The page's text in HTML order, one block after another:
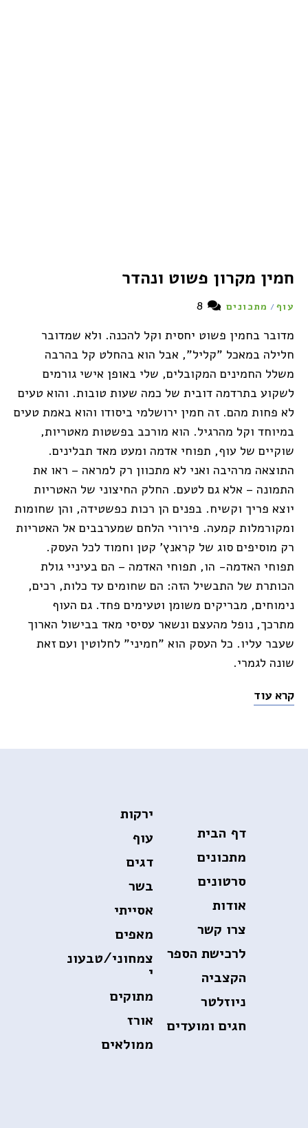
חמין מקרון פשוט ונהדר
עוף / מתכונים
מדובר בחמין פשוט יחסית וקל להכנה. ולא שמדובר
חלילה במאכל "קליל", אבל הוא בהחלט קל בהרבה
משלל החמינים המקובלים, שלי באופן אישי גורמים
לשקוע בתרדמה דובית של כמה שעות טובות. והוא טעים
לא פחות מהם. זה חמין ירושלמי ביסודו והוא באמת טעים
במיוחד וקל מהרגיל. הוא מורכב בפשטות מאטריות,
שוקיים של עוף, תפוחי אדמה ומעט מאד תבלינים.
התוצאה מרהיבה ואני לא מתכוון רק למראה – ראו את
התמונה – אלא גם לטעם. החלק החיצוני של האטריות
יוצא פריך וקשיח. בפנים הן רכות כפשטידה, והן שחומות
ומקורמלות קמעה. פירורי הלחם שמערבבים אל האטריות
רק מוסיפים סוג של קראנץ' קטן וחמוד לכל העסק.
תפוחי האדמה- הו, תפוחי האדמה – הם בעיניי גולת
הכותרת של התבשיל הזה: הם שחומים עד כלות, רכים,
נימוחים, מבריקים משומן וטעימים פחד. גם העוף
מתרכך, נופל מהעצם ונשאר עסיסי מאד בבישול הארוך
שעבר עליו. כל העסק הוא "חמיני" לחלוטין ועם זאת
שונה לגמרי.
קרא עוד
דף הבית
מתכונים
סרטונים
אודות
צרו קשר
לרכישת הספר
הקצביה
ניוזלטר
חגים ומועדים
ירקות
עוף
דגים
בשר
אסייתי
מאפים
צמחוני/טבעונ
י
מתוקים
אורז
ממולאים